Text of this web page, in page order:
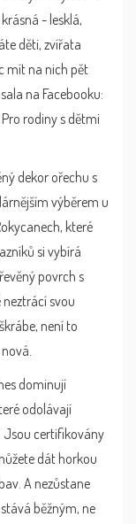
- lesklá,
děti, zvířata
mít na nich pět
na Facebooku:
rodiny s dětmi
dekor ořechus
výběrem u
které
si vybírá
povrch s
svou
není to
dominují
odolávají
. Jsou certifikovány
dát horkou
A nezůstane
běžným, ne